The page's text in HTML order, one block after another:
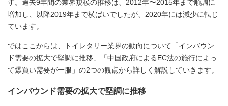
す。過去9年間の業界規模の推移は、2012年〜2015年まで順調に
増加し、以降2019年まで横ばいでしたが、2020年には減少に転じ
ています。
ではここからは、トイレタリー業界の動向について「インバウン
ド需要の拡大で堅調に推移」「中国政府によるEC法の施行によっ
て爆買い需要が一服」の2つの観点から詳しく解説していきます。
インバウンド需要の拡大で堅調に推移